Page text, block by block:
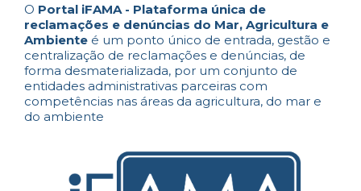
O Portal iFAMA - Plataforma única de
reclamações e denúncias do Mar, Agricultura e
Ambiente é um ponto único de entrada, gestão e
centralização de reclamações e denúncias, de
forma desmaterializada, por um conjunto de
entidades administrativas parceiras com
competências nas áreas da agricultura, do mar e
do ambiente